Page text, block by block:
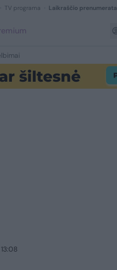
TV programa Laikraščio prenumerata